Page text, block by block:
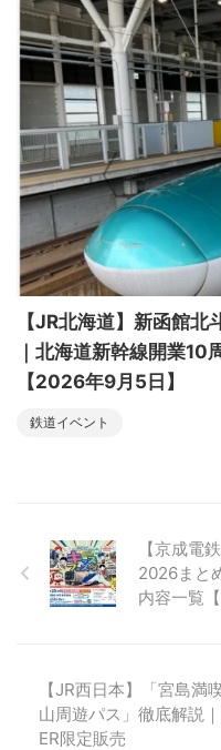
【JR北海道】新函館
｜北海道新幹線開業10
【2026年9月5日】
鉄道イベント
【京成電
2026まと
内容一覧
【JR西日本】「宮島満
山周遊パス」徹底解説
ER限定販売